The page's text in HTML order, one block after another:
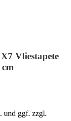
Vliestapete
und ggf. zzgl.